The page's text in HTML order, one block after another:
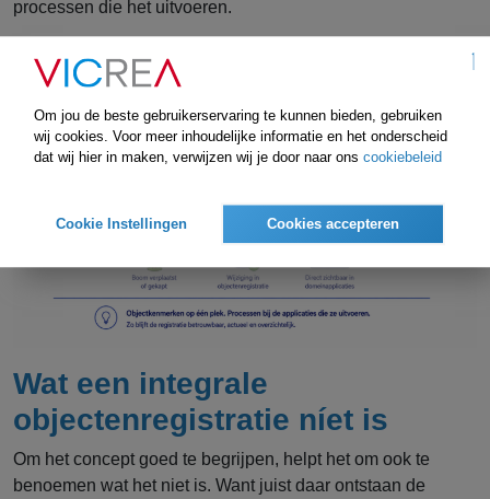
processen die het uitvoeren.
Wat een integrale
objectenregistratie níet is
Om het concept goed te begrijpen, helpt het om ook te
benoemen wat het niet is. Want juist daar ontstaan de
Om jou de beste gebruikerservaring te kunnen bieden, gebruiken
wij cookies. Voor meer inhoudelijke informatie en het onderscheid
dat wij hier in maken, verwijzen wij je door naar ons cookiebeleid
Cookie Instellingen Cookies accepteren